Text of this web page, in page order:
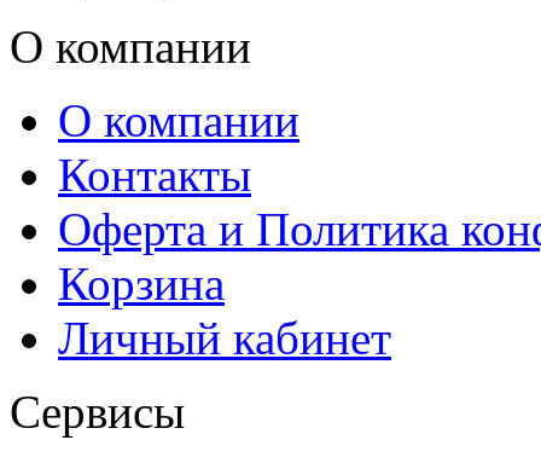
О компании
О компании
Контакты
Оферта и Политика
Корзина
Личный кабинет
Сервисы